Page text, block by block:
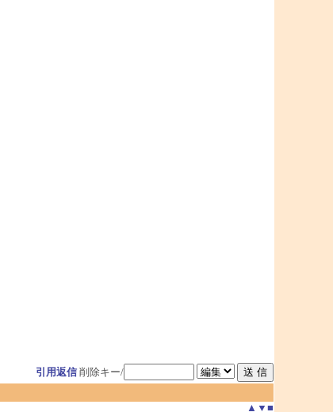
引用返信 削除キー/
▲ ▼ ■